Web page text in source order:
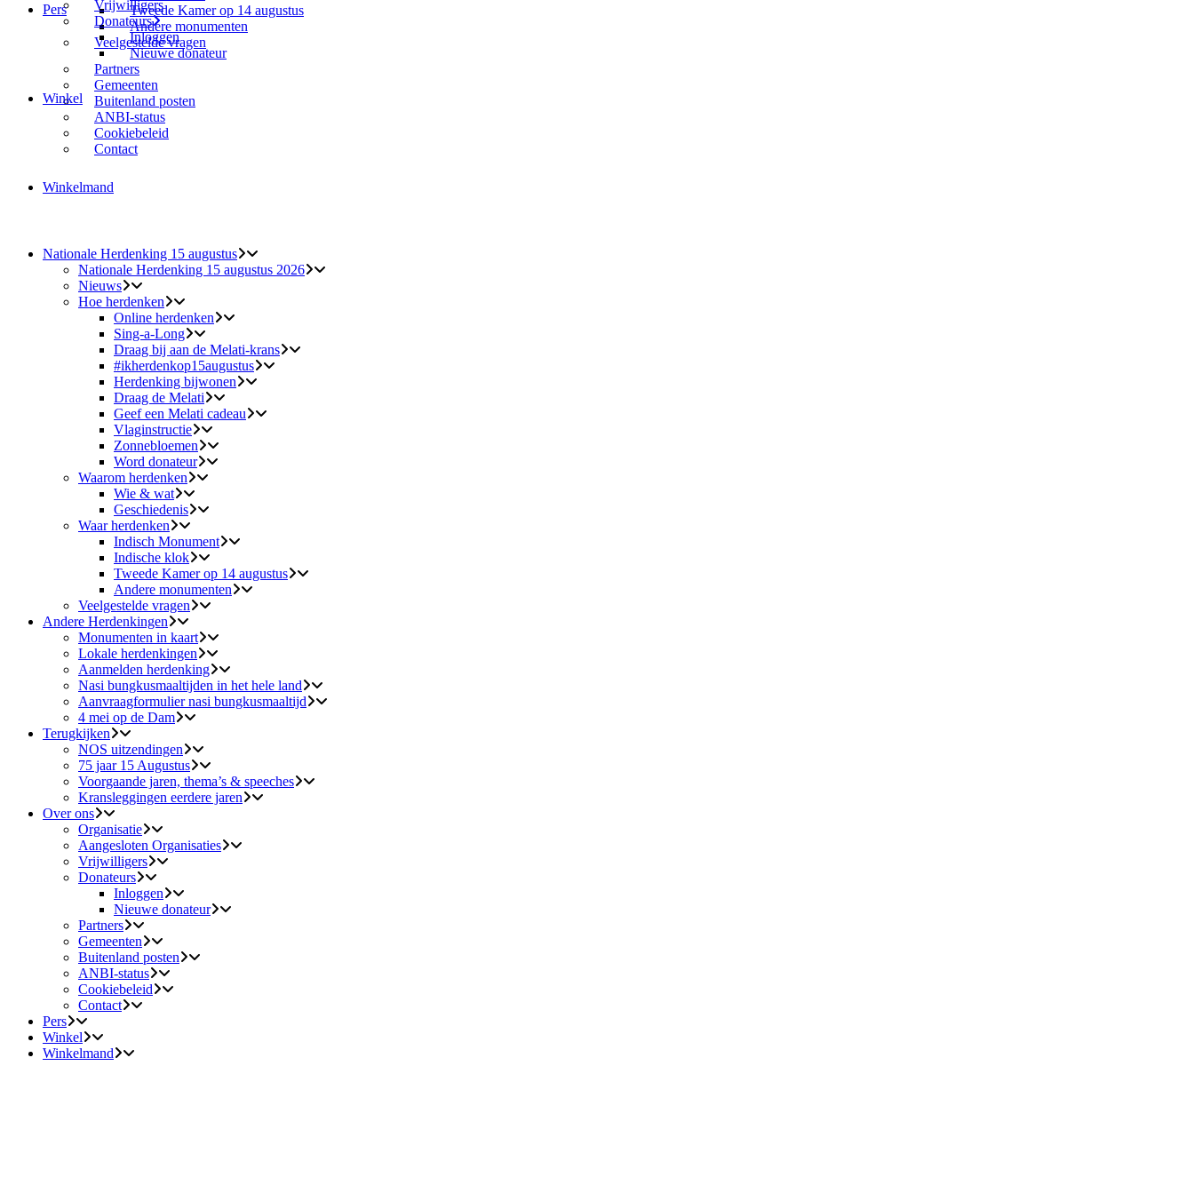
Tweede Kamer op 14 augustus
Andere monumenten
Veelgestelde vragen
Vrijwilligers
Donateurs
Inloggen
Nieuwe donateur
Partners
Gemeenten
Buitenland posten
ANBI-status
Cookiebeleid
Contact
Pers
Winkel
Winkelmand
Nationale Herdenking 15 augustus
Nationale Herdenking 15 augustus 2026
Nieuws
Hoe herdenken
Online herdenken
Sing-a-Long
Draag bij aan de Melati-krans
#ikherdenkop15augustus
Herdenking bijwonen
Draag de Melati
Geef een Melati cadeau
Vlaginstructie
Zonnebloemen
Word donateur
Waarom herdenken
Wie & wat
Geschiedenis
Waar herdenken
Indisch Monument
Indische klok
Tweede Kamer op 14 augustus
Andere monumenten
Veelgestelde vragen
Andere Herdenkingen
Monumenten in kaart
Lokale herdenkingen
Aanmelden herdenking
Nasi bungkusmaaltijden in het hele land
Aanvraagformulier nasi bungkusmaaltijd
4 mei op de Dam
Terugkijken
NOS uitzendingen
75 jaar 15 Augustus
Voorgaande jaren, thema’s & speeches
Kransleggingen eerdere jaren
Over ons
Organisatie
Aangesloten Organisaties
Vrijwilligers
Donateurs
Inloggen
Nieuwe donateur
Partners
Gemeenten
Buitenland posten
ANBI-status
Cookiebeleid
Contact
Pers
Winkel
Winkelmand